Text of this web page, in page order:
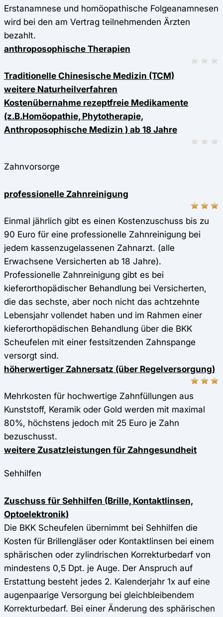
Erstanamnese und homöopathische Folgeanamnesen
wird bei den am Vertrag teilnehmenden Ärzten
bezahlt.
anthroposophische Therapien
Traditionelle Chinesische Medizin (TCM)
weitere Naturheilverfahren
Kostenübernahme rezeptfreie Medikamente
(z.B.Homöopathie, Phytotherapie,
Anthroposophische Medizin ) ab 18 Jahre
Zahnvorsorge
professionelle Zahnreinigung
Einmal jährlich gibt es einen Kostenzuschuss bis zu
90 Euro für eine professionelle Zahnreinigung bei
jedem kassenzugelassenen Zahnarzt. (alle
Erwachsene Versicherten ab 18 Jahre).
Professionelle Zahnreinigung gibt es bei
kieferorthopädischer Behandlung bei Versicherten,
die das sechste, aber noch nicht das achtzehnte
Lebensjahr vollendet haben und im Rahmen einer
kieferorthopädischen Behandlung über die BKK
Scheufelen mit einer festsitzenden Zahnspange
versorgt sind.
höherwertiger Zahnersatz (über Regelversorgung)
Mehrkosten für hochwertige Zahnfüllungen aus
Kunststoff, Keramik oder Gold werden mit maximal
80%, höchstens jedoch mit 25 Euro je Zahn
bezuschusst.
weitere Zusatzleistungen für Zahngesundheit
Sehhilfen
Zuschuss für Sehhilfen (Brille, Kontaktlinsen,
Optoelektronik)
Die BKK Scheufelen übernimmt bei Sehhilfen die
Kosten für Brillengläser oder Kontaktlinsen bei einem
sphärischen oder zylindrischen Korrekturbedarf von
mindestens 0,5 Dpt. je Auge. Der Anspruch auf
Erstattung besteht jedes 2. Kalenderjahr 1x auf eine
augenpaarige Versorgung bei gleichbleibendem
Korrekturbedarf. Bei einer Änderung des sphärischen